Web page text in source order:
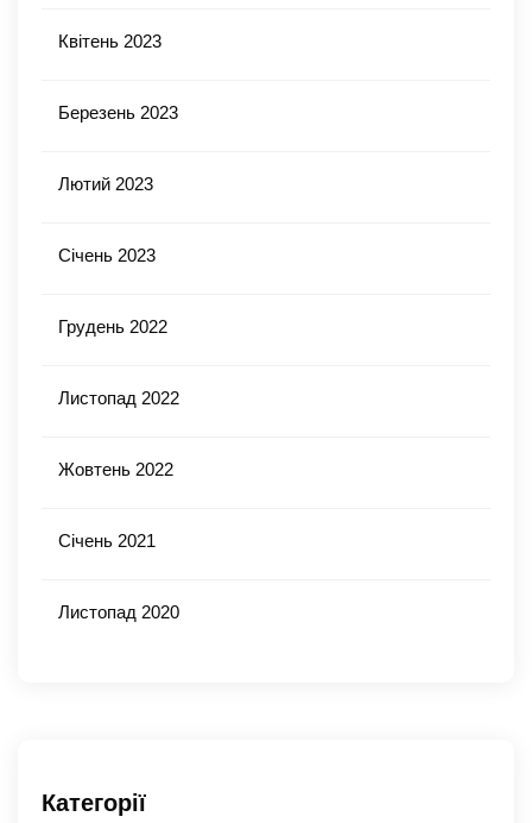
Квітень 2023
Березень 2023
Лютий 2023
Січень 2023
Грудень 2022
Листопад 2022
Жовтень 2022
Січень 2021
Листопад 2020
Категорії